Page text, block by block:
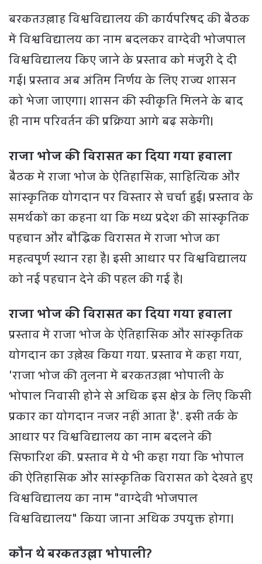
बरकतउल्लाह विश्वविद्यालय की कार्यपरिषद की बैठक
में विश्वविद्यालय का नाम बदलकर वाग्देवी भोजपाल
विश्वविद्यालय किए जाने के प्रस्ताव को मंजूरी दे दी
गई। प्रस्ताव अब अंतिम निर्णय के लिए राज्य शासन
को भेजा जाएगा। शासन की स्वीकृति मिलने के बाद
ही नाम परिवर्तन की प्रक्रिया आगे बढ़ सकेगी।
राजा भोज की विरासत का दिया गया हवाला
बैठक में राजा भोज के ऐतिहासिक, साहित्यिक और
सांस्कृतिक योगदान पर विस्तार से चर्चा हुई। प्रस्ताव के
समर्थकों का कहना था कि मध्य प्रदेश की सांस्कृतिक
पहचान और बौद्धिक विरासत में राजा भोज का
महत्वपूर्ण स्थान रहा है। इसी आधार पर विश्वविद्यालय
को नई पहचान देने की पहल की गई है।
राजा भोज की विरासत का दिया गया हवाला
प्रस्ताव में राजा भोज के ऐतिहासिक और सांस्कृतिक
योगदान का उल्लेख किया गया. प्रस्ताव में कहा गया,
'राजा भोज की तुलना में बरकतउल्ला भोपाली के
भोपाल निवासी होने से अधिक इस क्षेत्र के लिए किसी
प्रकार का योगदान नजर नहीं आता है'. इसी तर्क के
आधार पर विश्वविद्यालय का नाम बदलने की
सिफारिश की. प्रस्ताव में ये भी कहा गया कि भोपाल
की ऐतिहासिक और सांस्कृतिक विरासत को देखते हुए
विश्वविद्यालय का नाम "वाग्देवी भोजपाल
विश्वविद्यालय" किया जाना अधिक उपयुक्त होगा।
कौन थे बरकतउल्ला भोपाली?